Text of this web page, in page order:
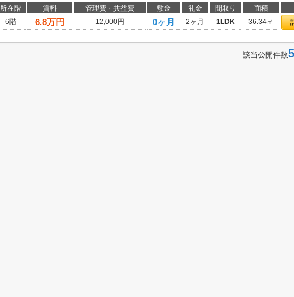
所在階 賃料 管理費・共益費 敷金 礼金 間取り 面積
6階
6.8万円 12,000円 0ヶ月 2ヶ月 1LDK 36.34㎡
該当公開件数5